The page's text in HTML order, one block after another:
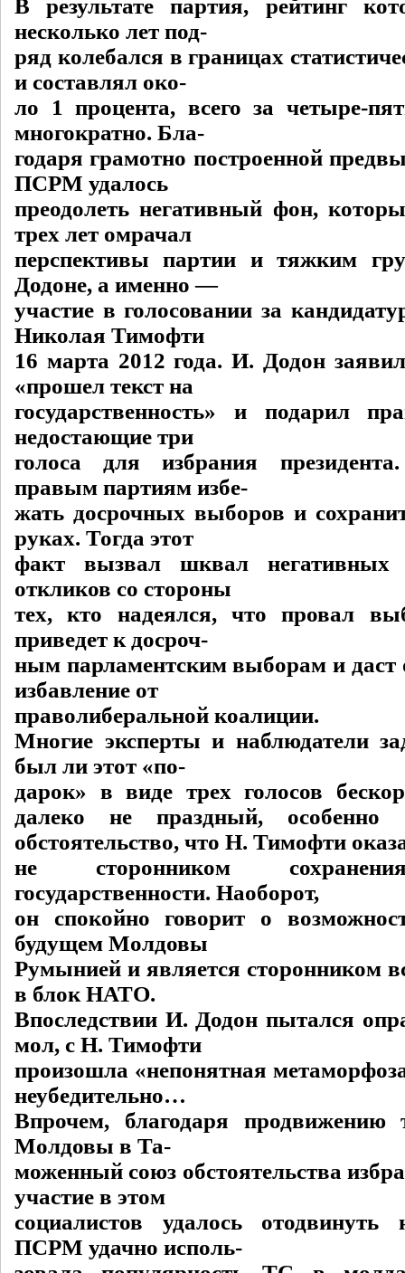
В результате партия, рейтинг
несколько лет под-
ряд колебался в границах
и составлял око-
ло 1 процента, всего за четыре-
многократно. Бла-
годаря грамотно построенной
ПСРМ удалось
преодолеть негативный фон,
трех лет омрачал
перспективы партии и тяжким
Додоне, а именно —
участие в голосовании за
Николая Тимофти
16 марта 2012 года. И. Додон
«прошел текст на
государственность» и подарил
недостающие три
голоса для избрания
правым партиям избе-
жать досрочных выборов и
руках. Тогда этот
факт вызвал шквал негативных
откликов со стороны
тех, кто надеялся, что провал
приведет к досроч-
ным парламентским выборам и даст
избавление от
праволиберальной коалиции.
Многие эксперты и наблюдатели
был ли этот «по-
дарок» в виде трех голосов
далеко не праздный, особенно
обстоятельство, что Н. Тимофти
не сторонником
государственности. Наоборот,
он спокойно говорит о
будущем Молдовы
Румынией и является сторонником
в блок НАТО.
Впоследствии И. Додон пытался
мол, с Н. Тимофти
произошла «непонятная
неубедительно…
Впрочем, благодаря продвижению
Молдовы в Та-
моженный союз обстоятельства
участие в этом
социалистов удалось
ПСРМ удачно исполь-